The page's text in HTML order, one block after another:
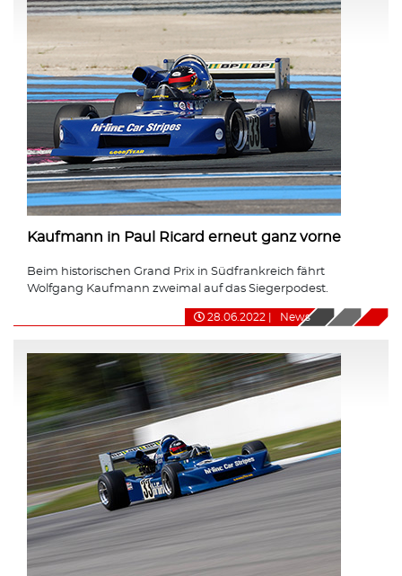
Kaufmann in Paul Ricard erneut ganz vorne
Beim historischen Grand Prix in Südfrankreich fährt
Wolfgang Kaufmann zweimal auf das Siegerpodest.
28.06.2022 News